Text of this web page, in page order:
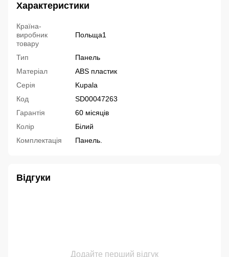
Характеристики
Країна-
виробник
товару
Польща1
Тип
Панель
Матеріал
ABS пластик
Серія
Kupala
Код
SD00047263
Гарантія
60 місяців
Колір
Білий
Комплектація
Панель.
Відгуки
Додайте перший відгук